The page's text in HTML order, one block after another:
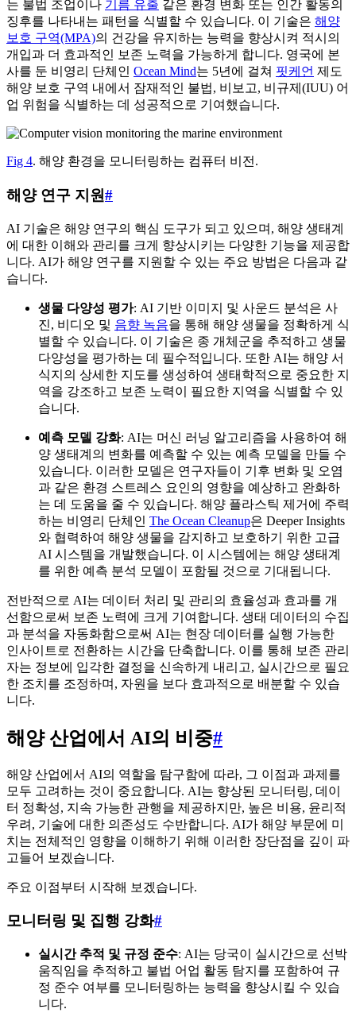
는 불법 조업이나 기름 유출 같은 환경 변화 또는 인간 활동의
징후를 나타내는 패턴을 식별할 수 있습니다. 이 기술은 해양
보호 구역(MPA)의 건강을 유지하는 능력을 향상시켜 적시의
개입과 더 효과적인 보존 노력을 가능하게 합니다. 영국에 본
사를 둔 비영리 단체인 Ocean Mind는 5년에 걸쳐 핏케언 제도
해양 보호 구역 내에서 잠재적인 불법, 비보고, 비규제(IUU) 어
업 위험을 식별하는 데 성공적으로 기여했습니다.
Fig 4. 해양 환경을 모니터링하는 컴퓨터 비전.
해양 연구 지원#
AI 기술은 해양 연구의 핵심 도구가 되고 있으며, 해양 생태계
에 대한 이해와 관리를 크게 향상시키는 다양한 기능을 제공합
니다. AI가 해양 연구를 지원할 수 있는 주요 방법은 다음과 같
습니다.
생물 다양성 평가: AI 기반 이미지 및 사운드 분석은 사
진, 비디오 및 음향 녹음을 통해 해양 생물을 정확하게 식
별할 수 있습니다. 이 기술은 종 개체군을 추적하고 생물
다양성을 평가하는 데 필수적입니다. 또한 AI는 해양 서
식지의 상세한 지도를 생성하여 생태학적으로 중요한 지
역을 강조하고 보존 노력이 필요한 지역을 식별할 수 있
습니다.
예측 모델 강화: AI는 머신 러닝 알고리즘을 사용하여 해
양 생태계의 변화를 예측할 수 있는 예측 모델을 만들 수
있습니다. 이러한 모델은 연구자들이 기후 변화 및 오염
과 같은 환경 스트레스 요인의 영향을 예상하고 완화하
는 데 도움을 줄 수 있습니다. 해양 플라스틱 제거에 주력
하는 비영리 단체인 The Ocean Cleanup은 Deeper Insights
와 협력하여 해양 생물을 감지하고 보호하기 위한 고급
AI 시스템을 개발했습니다. 이 시스템에는 해양 생태계
를 위한 예측 분석 모델이 포함될 것으로 기대됩니다.
전반적으로 AI는 데이터 처리 및 관리의 효율성과 효과를 개
선함으로써 보존 노력에 크게 기여합니다. 생태 데이터의 수집
과 분석을 자동화함으로써 AI는 현장 데이터를 실행 가능한
인사이트로 전환하는 시간을 단축합니다. 이를 통해 보존 관리
자는 정보에 입각한 결정을 신속하게 내리고, 실시간으로 필요
한 조치를 조정하며, 자원을 보다 효과적으로 배분할 수 있습
니다.
해양 산업에서 AI의 비중#
해양 산업에서 AI의 역할을 탐구함에 따라, 그 이점과 과제를
모두 고려하는 것이 중요합니다. AI는 향상된 모니터링, 데이
터 정확성, 지속 가능한 관행을 제공하지만, 높은 비용, 윤리적
우려, 기술에 대한 의존성도 수반합니다. AI가 해양 부문에 미
치는 전체적인 영향을 이해하기 위해 이러한 장단점을 깊이 파
고들어 보겠습니다.
주요 이점부터 시작해 보겠습니다.
모니터링 및 집행 강화#
실시간 추적 및 규정 준수: AI는 당국이 실시간으로 선박
움직임을 추적하고 불법 어업 활동 탐지를 포함하여 규
정 준수 여부를 모니터링하는 능력을 향상시킬 수 있습
니다.